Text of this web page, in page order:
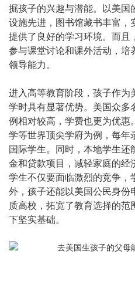
掘孩子的兴趣与潜能。以美国
设施先进，图书馆藏书丰富，
提供了良好的学习环境。而且
参与课堂讨论和课外活动，培
领导能力。
进入高等教育阶段，孩子作为
学时具有显著优势。美国众多
例相对较高，学费也更为优惠
学等世界顶尖学府为例，每年
国际学生。同时，本地学生还
金和贷款项目，减轻家庭的经
学生不仅要面临激烈的竞争，
外，孩子还能以美国公民身份
质高校，拓宽了教育选择的范
下坚实基础。